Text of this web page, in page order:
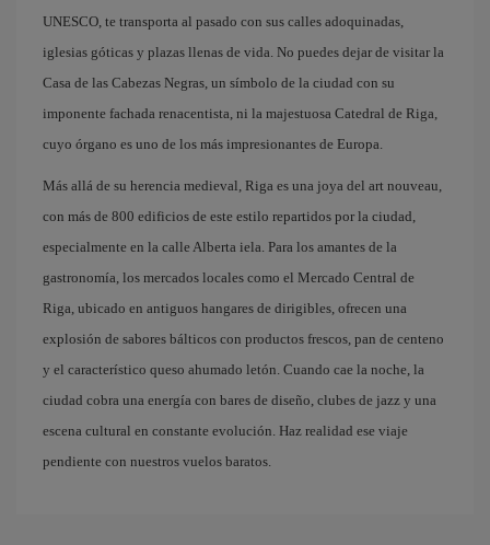
UNESCO, te transporta al pasado con sus calles adoquinadas,
iglesias góticas y plazas llenas de vida. No puedes dejar de visitar la
Casa de las Cabezas Negras, un símbolo de la ciudad con su
imponente fachada renacentista, ni la majestuosa Catedral de Riga,
cuyo órgano es uno de los más impresionantes de Europa.
Más allá de su herencia medieval, Riga es una joya del art nouveau,
con más de 800 edificios de este estilo repartidos por la ciudad,
especialmente en la calle Alberta iela. Para los amantes de la
gastronomía, los mercados locales como el Mercado Central de
Riga, ubicado en antiguos hangares de dirigibles, ofrecen una
explosión de sabores bálticos con productos frescos, pan de centeno
y el característico queso ahumado letón. Cuando cae la noche, la
ciudad cobra una energía con bares de diseño, clubes de jazz y una
escena cultural en constante evolución. Haz realidad ese viaje
pendiente con nuestros vuelos baratos.